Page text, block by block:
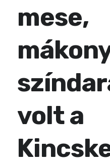
mese,
volt a